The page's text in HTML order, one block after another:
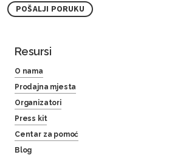
POŠALJI PORUKU
Resursi
O nama
Prodajna mjesta
Organizatori
Press kit
Centar za pomoć
Blog